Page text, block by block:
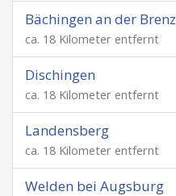
Bächingen an der Brenz
ca. 18 Kilometer entfernt
Dischingen
ca. 18 Kilometer entfernt
Landensberg
ca. 18 Kilometer entfernt
Welden bei Augsburg